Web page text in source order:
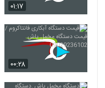
۰۱:۱۷
۰۰:۲۸